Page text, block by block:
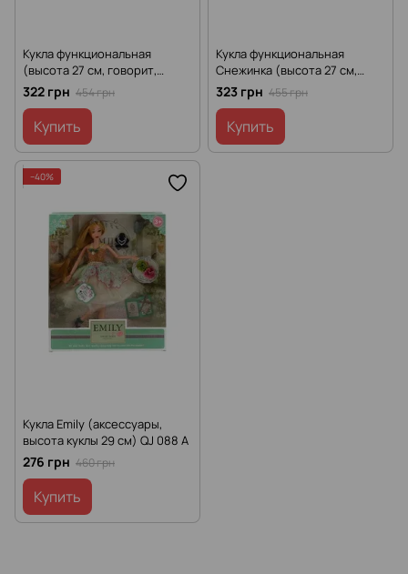
Кукла функциональная
(высота 27 см, говорит,
писает, бутылочка,
пустышка) CQ 6023
322 грн 454 грн
Купить
Кукла функциональная
Снежинка (высота 27 см,
говорит, писает, бутылочка,
пустышка) CQ 6021
323 грн 455 грн
Купить
−40%
Кукла Emily (аксессуары,
высота куклы 29 см) QJ 088 A
276 грн 460 грн
Купить